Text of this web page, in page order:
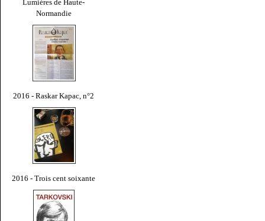
Lumières de Haute-
Normandie
2016 - Raskar Kapac, n°2
2016 - Trois cent soixante